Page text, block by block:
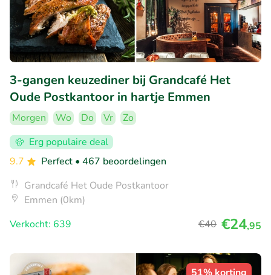
3-gangen keuzediner bij Grandcafé Het
Oude Postkantoor in hartje Emmen
Morgen Wo Do Vr
Zo
Erg populaire deal
9.7
Perfect • 467 beoordelingen
Grandcafé Het Oude Postkantoor
Emmen (0km)
Verkocht: 639
€40 €24,95